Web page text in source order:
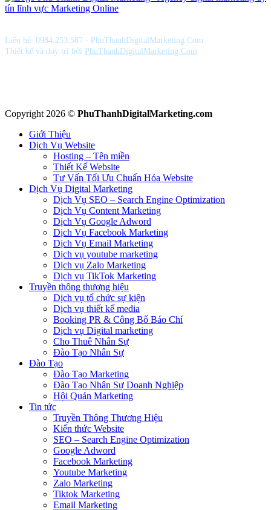
Liên hệ: 0984.253.587 - PhuThanhDigitalMarketing.Com
Thiết kế và duy trì bởi PhuThanhDigitalMarketing.Com
Copyright 2026 © PhuThanhDigitalMarketing.com
Giới Thiệu
Dịch Vụ Website
Hosting – Tên miền
Thiết Kế Website
Tư Vấn Tối Ưu Chuẩn Hóa Website
Dịch Vụ Digital Marketing
Dịch Vụ SEO – Search Engine Optimization
Dịch Vụ Content Marketing
Dịch Vụ Google Adword
Dịch Vụ Facebook Marketing
Dịch Vụ Email Marketing
Dịch vụ youtube marketing
Dịch vụ Zalo Marketing
Dịch vụ TikTok Marketing
Truyền thông thương hiệu
Dịch vụ tổ chức sự kiện
Dịch vụ thiết kế media
Booking PR & Công Bố Báo Chí
Dịch vụ Digital marketing
Cho Thuê Nhân Sự
Đào Tạo Nhân Sự
Đào Tạo
Đào Tạo Marketing
Đào Tạo Nhân Sự Doanh Nghiệp
Hội Quán Marketing
Tin tức
Truyền Thông Thương Hiệu
Kiến thức Website
SEO – Search Engine Optimization
Google Adword
Facebook Marketing
Youtube Marketing
Zalo Marketing
Tiktok Marketing
Email Marketing